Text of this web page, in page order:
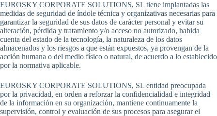
EUROSKY CORPORATE SOLUTIONS, SL tiene implantadas las
medidas de seguridad de índole técnica y organizativas necesarias para
garantizar la seguridad de sus datos de carácter personal y evitar su
alteración, pérdida y tratamiento y/o acceso no autorizado, habida
cuenta del estado de la tecnología, la naturaleza de los datos
almacenados y los riesgos a que están expuestos, ya provengan de la
acción humana o del medio físico o natural, de acuerdo a lo establecido
por la normativa aplicable.
EUROSKY CORPORATE SOLUTIONS, SL entidad preocupada
por la privacidad, en orden a reforzar la confidencialidad e integridad
de la información en su organización, mantiene continuamente la
supervisión, control y evaluación de sus procesos para asegurar el